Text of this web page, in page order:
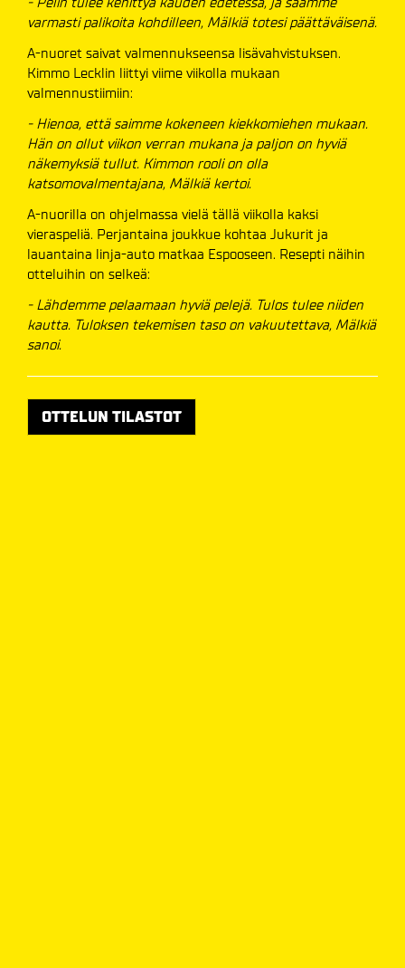
varmasti palikoita kohdilleen, Mälkiä totesi päättäväisenä.
A-nuoret saivat valmennukseensa lisävahvistuksen.
Kimmo Lecklin liittyi viime viikolla mukaan
valmennustiimiin:
- Hienoa, että saimme kokeneen kiekkomiehen mukaan.
Hän on ollut viikon verran mukana ja paljon on hyviä
näkemyksiä tullut. Kimmon rooli on olla
katsomovalmentajana, Mälkiä kertoi.
A-nuorilla on ohjelmassa vielä tällä viikolla kaksi
vieraspeliä. Perjantaina joukkue kohtaa Jukurit ja
lauantaina linja-auto matkaa Espooseen. Resepti näihin
otteluihin on selkeä:
- Lähdemme pelaamaan hyviä pelejä. Tulos tulee niiden
kautta. Tuloksen tekemisen taso on vakuutettava, Mälkiä
sanoi.
OTTELUN TILASTOT